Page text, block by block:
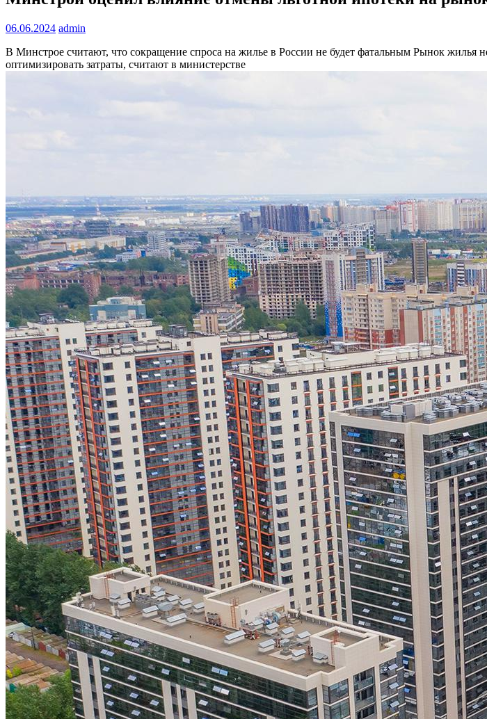
06.06.2024 admin
В Минстрое считают, что сокращение спроса на жилье в России не будет фатальным Рынок жилья
оптимизировать затраты, считают в министерстве